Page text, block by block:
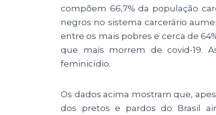
compõem 66,7% da população
negros no sistema carcerário
entre os mais pobres e cerca de
que mais morrem de covid-19.
feminicídio.
Os dados acima mostram que,
dos pretos e pardos do Brasil